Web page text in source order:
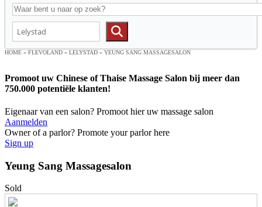
HOME » FLEVOLAND » LELYSTAD » YEUNG SANG MASSAGESALON
Promoot uw Chinese of Thaise Massage Salon bij meer dan
750.000 potentiële klanten!
Eigenaar van een salon? Promoot hier uw massage salon
Aanmelden
Owner of a parlor? Promote your parlor here
Sign up
Yeung Sang Massagesalon
Sold